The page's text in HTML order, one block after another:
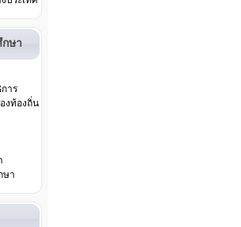
ษา
าร
งท้องถิ่น
ษา